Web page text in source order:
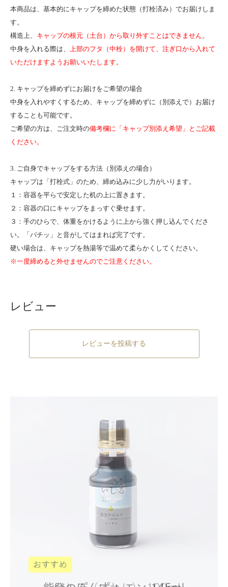
本商品は、基本的にキャップを締めた状態（打栓済み）でお届けしま
す。
構造上、 キャップの根元（土台）から取り外すことはできません。
中身を入れる際は、
上部のフタ（中栓）を開けて、注ぎ口から入れて
いただけますようお願いいたします。
2. キャップを締めずにお届けをご希望の場合
中身を入れやすくするため、キャップを締めずに（別添えで）お届け
することも可能です。
ご希望の方は、ご注文時の備考欄に「キャップ別添え希望」とご記載
ください。
3. ご自身でキャップをする方法（別添えの場合）
キャップは「打栓式」のため、締め込みに少し力がいります。
１：容器を平らで安定した机の上に置きます。
２：容器の口にキャップをまっすぐ乗せます。
３：手のひらで、体重をかけるように上から強く押し込んでくださ
い。「パチッ」と音がしてはまれば完了です。
硬い場合は、キャップを熱湯等で温めて柔らかくしてください。
※一度締めると外せませんのでご注意ください。
レビュー
レビューを投稿する